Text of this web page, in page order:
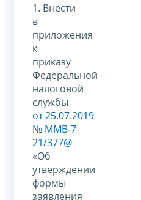
1. Внести
в
приложения
к
приказу
Федеральной
налоговой
службы
от 25.07.2019
№ ММВ-7-
21/377@
«Об
утверждении
формы
заявления